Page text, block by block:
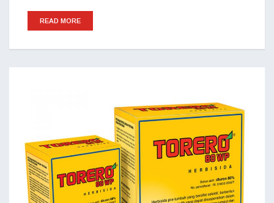
READ MORE